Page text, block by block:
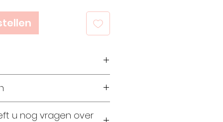
u nog vragen over